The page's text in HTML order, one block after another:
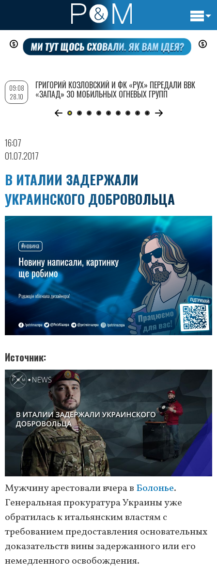
Перейти
содержанию
16:07
01.07.2017
В ИТАЛИИ ЗАДЕРЖАЛИ
УКРАИНСКОГО ДОБРОВОЛЬЦА
Источник
Мужчину арестовали вчера в Болонье.
Генеральная прокуратура Украины уже
обратилась к итальянским властям с
требованием предоставления основательных
доказательств вины задержанного или его
немедленного освобождения.
09:08
28.10
ГРИГОРИЙ КОЗЛОВСКИЙ И ФК «РУХ» ПЕРЕДАЛИ ВВК
«ЗАПАД» 30 МОБИЛЬНЫХ ОГНЕВЫХ ГРУПП